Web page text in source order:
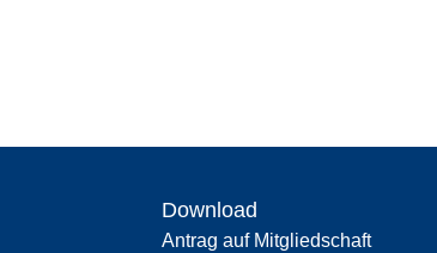
Download
Antrag auf Mitgliedschaft